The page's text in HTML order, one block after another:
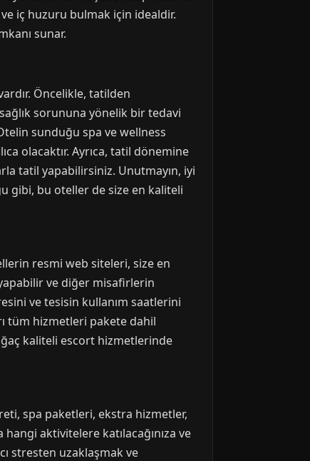
iç huzuru bulmak için idealdir.
sunar.
Öncelikle, tatilden
sorununa yönelik bir tedavi
sunduğu spa ve wellness
olacaktır. Ayrıca, tatil dönemine
tatil yapabilirsiniz. Unutmayın, iyi
gibi, bu oteller de size en kaliteli
resmi web siteleri, size en
ve diğer misafirlerin
ve tesisin kullanım saatlerini
tüm hizmetleri pakete dahil
kaliteli escort hizmetlerinde
spa paketleri, ekstra hizmetler,
aktivitelere katılacağınıza ve
stresten uzaklaşmak ve